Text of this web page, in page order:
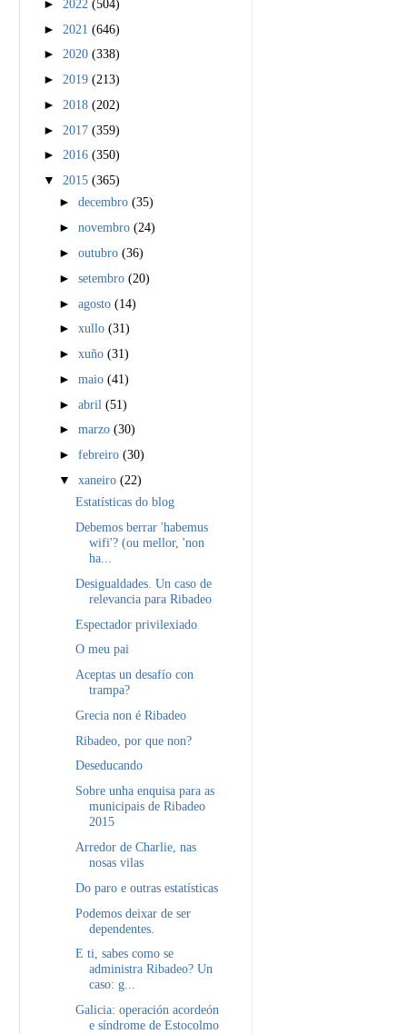
► 2022 (504)
► 2021 (646)
► 2020 (338)
► 2019 (213)
► 2018 (202)
► 2017 (359)
► 2016 (350)
▼ 2015 (365)
►decembro(35)
►novembro(24)
►outubro(36)
►setembro(20)
►agosto(14)
►xullo(31)
►xuño(31)
►maio(41)
►abril(51)
►marzo(30)
►febreiro(30)
▼xaneiro(22)
Estatísticas do blog
Debemos berrar 'habemus
wifi'? (ou mellor, 'non
ha...
Desigualdades. Un caso de
relevancia para Ribadeo
Espectador privilexiado
O meu pai
Aceptas un desafío con
trampa?
Grecia non é Ribadeo
Ribadeo, por que non?
Deseducando
Sobre unha enquisa para as
municipais de Ribadeo
2015
Arredor de Charlie, nas
nosas vilas
Do paro e outras estatísticas
Podemos deixar de ser
dependentes.
E ti, sabes como se
administra Ribadeo? Un
caso: g...
Galicia: operación acordeón
e síndrome de Estocolmo